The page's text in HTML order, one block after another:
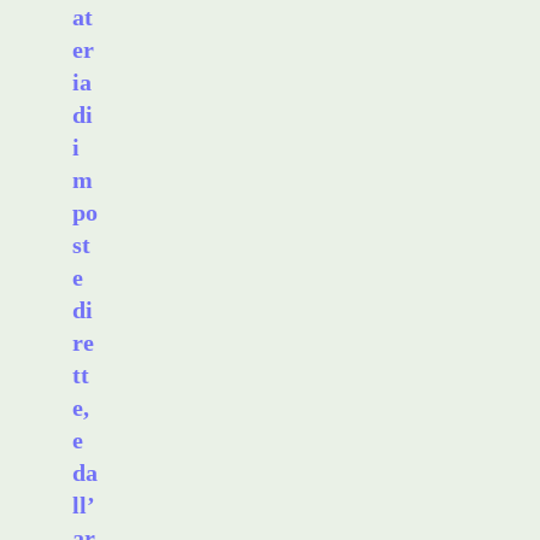
at
er
ia
di
i
m
po
st
e
di
re
tt
e,
e
da
ll’